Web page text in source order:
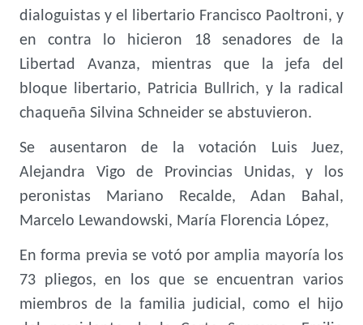
dialoguistas y el libertario Francisco Paoltroni, y
en contra lo hicieron 18 senadores de la
Libertad Avanza, mientras que la jefa del
bloque libertario, Patricia Bullrich, y la radical
chaqueña Silvina Schneider se abstuvieron.
Se ausentaron de la votación Luis Juez,
Alejandra Vigo de Provincias Unidas, y los
peronistas Mariano Recalde, Adan Bahal,
Marcelo Lewandowski, María Florencia López,
En forma previa se votó por amplia mayoría los
73 pliegos, en los que se encuentran varios
miembros de la familia judicial, como el hijo